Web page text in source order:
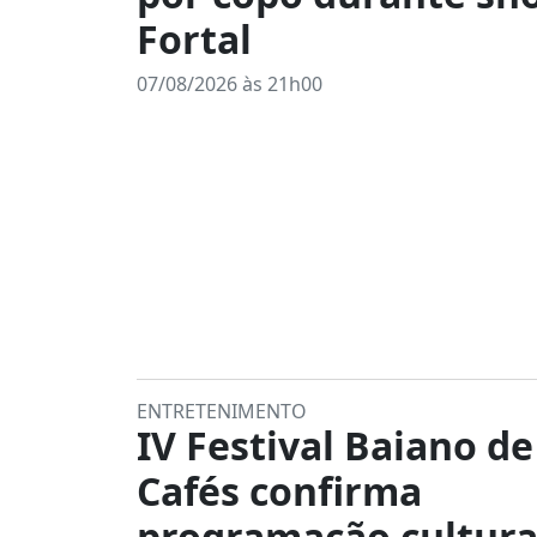
Fortal
07/08/2026 às 21h00
ENTRETENIMENTO
IV Festival Baiano de
Cafés confirma